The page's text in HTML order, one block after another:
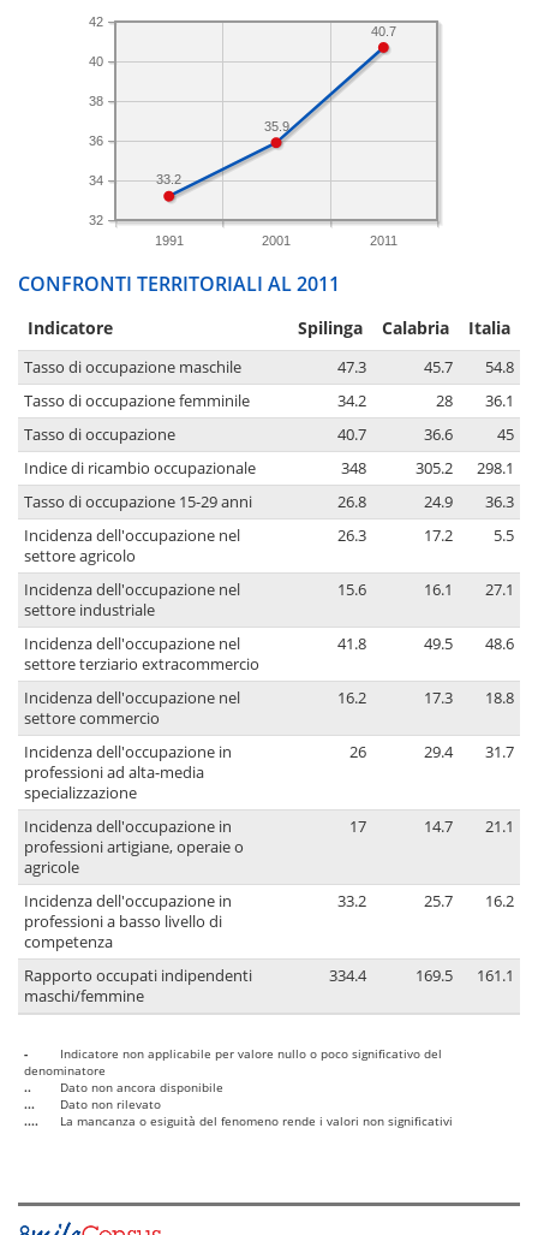
1991 2001 2011
32
34
36
38
40
42
40.7
35.9
33.2
CONFRONTI TERRITORIALI AL 2011
Indicatore Spilinga Calabria Italia
Tasso di occupazione maschile 47.3 45.7
54.8
Tasso di occupazione femminile
34.2 28
36.1
Tasso di occupazione
40.7 36.6
45
Indice di ricambio occupazionale
348 305.2
298.1
Tasso di occupazione 15-29 anni
26.8 24.9
36.3
Incidenza dell'occupazione nel
settore agricolo
26.3 17.2 5.5
Incidenza dell'occupazione nel
settore industriale
15.6 16.1 27.1
Incidenza dell'occupazione nel
settore terziario extracommercio
41.8 49.5 48.6
Incidenza dell'occupazione nel
settore commercio
16.2 17.3 18.8
Incidenza dell'occupazione in
professioni ad alta-media
specializzazione
26 29.4 31.7
Incidenza dell'occupazione in
professioni artigiane, operaie o
agricole
17 14.7 21.1
Incidenza dell'occupazione in
professioni a basso livello di
competenza
33.2 25.7 16.2
Rapporto occupati indipendenti
maschi/femmine
334.4 169.5 161.1
-
Indicatore non applicabile per valore nullo o poco significativo del
denominatore
..
Dato non ancora disponibile
...
Dato non rilevato
....
La mancanza o esiguità del fenomeno rende i valori non significativi